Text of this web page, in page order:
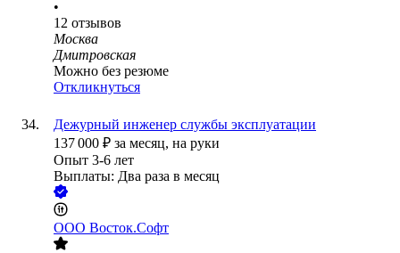
•
12 отзывов
Москва
Дмитровская
Можно без резюме
Откликнуться
Дежурный инженер службы эксплуатации
137 000 ₽ за месяц, на руки
Опыт 3-6 лет
Выплаты: Два раза в месяц
ООО Восток.Софт